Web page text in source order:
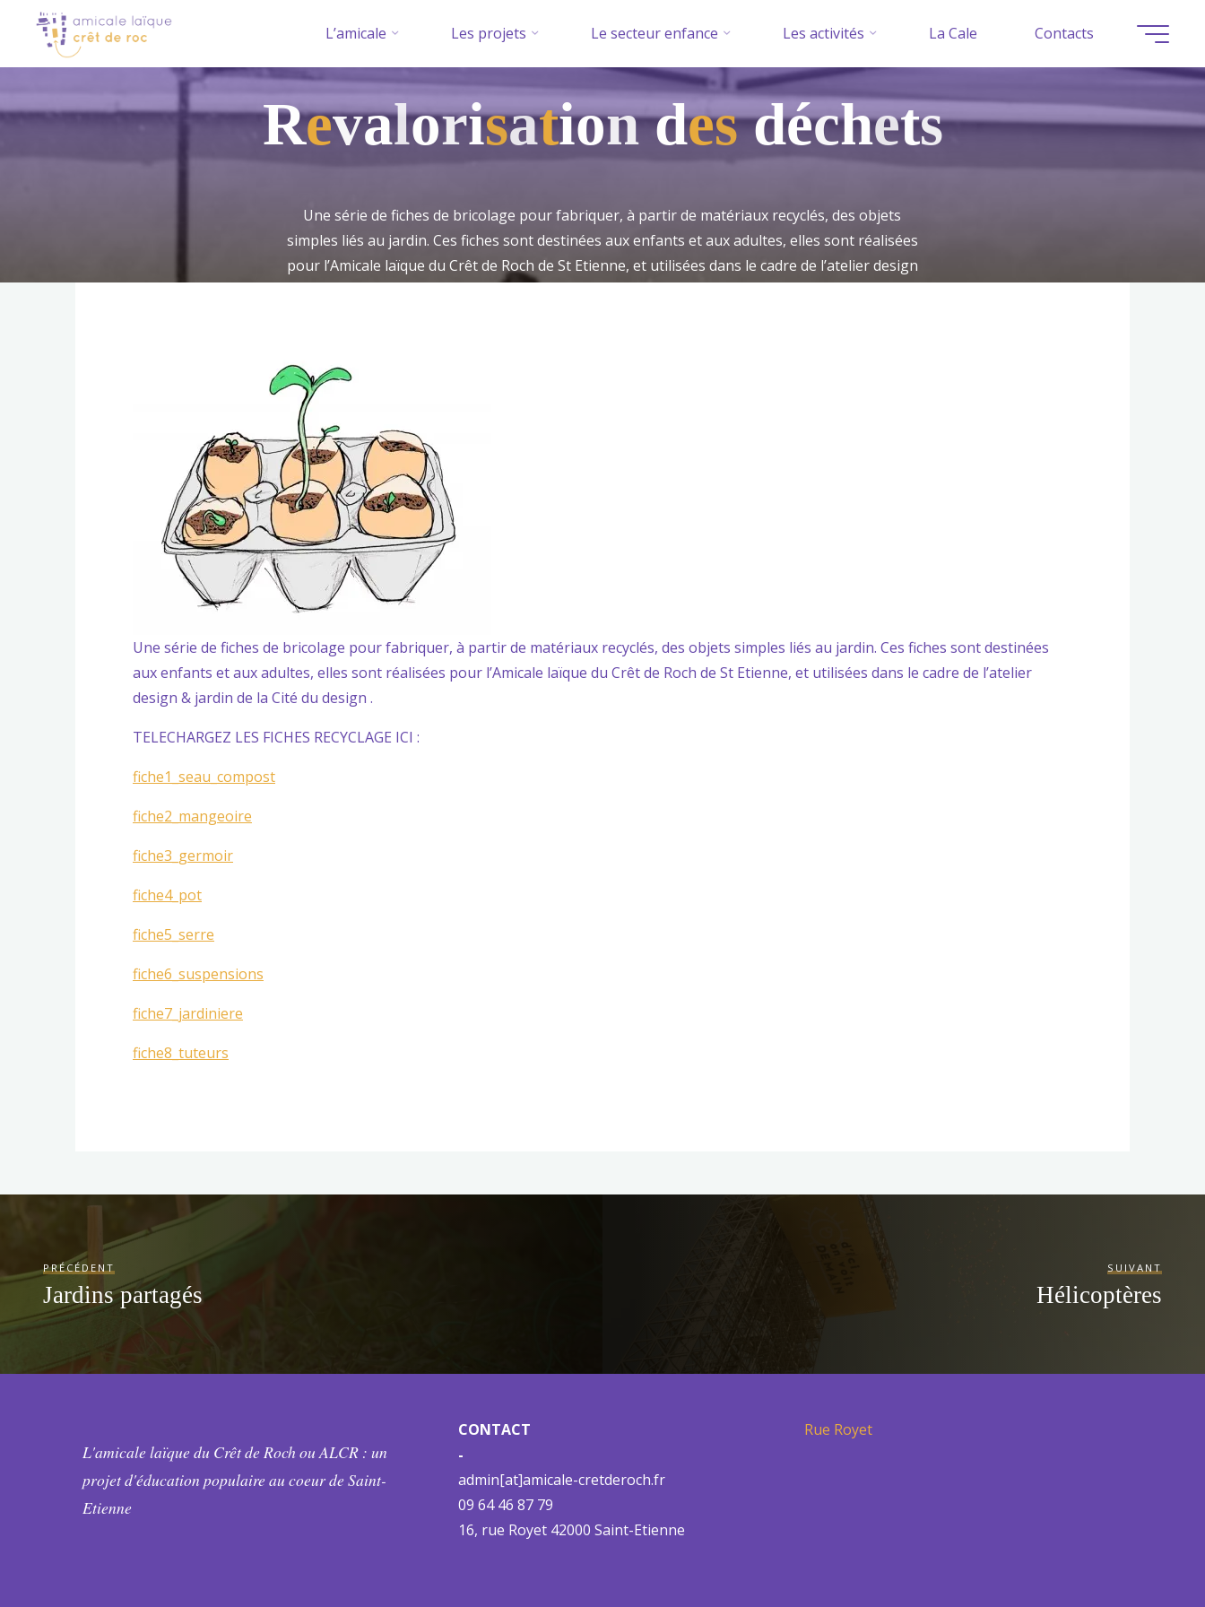
L’amicale Les projets Le secteur enfance Les activités La Cale Contacts
Revalorisation des déchets
Une série de fiches de bricolage pour fabriquer, à partir de matériaux recyclés, des objets
simples liés au jardin. Ces fiches sont destinées aux enfants et aux adultes, elles sont réalisées
pour l’Amicale laïque du Crêt de Roch de St Etienne, et utilisées dans le cadre de l’atelier design
Une série de fiches de bricolage pour fabriquer, à partir de matériaux recyclés, des objets simples liés au jardin. Ces fiches sont destinées
aux enfants et aux adultes, elles sont réalisées pour l’Amicale laïque du Crêt de Roch de St Etienne, et utilisées dans le cadre de l’atelier
design & jardin de la Cité du design .
TELECHARGEZ LES FICHES RECYCLAGE ICI :
fiche1_seau_compost
fiche2_mangeoire
fiche3_germoir
fiche4_pot
fiche5_serre
fiche6_suspensions
fiche7_jardiniere
fiche8_tuteurs
PRÉCÉDENT
Jardins partagés
SUIVANT
Hélicoptères
L'amicale laïque du Crêt de Roch ou ALCR : un
projet d'éducation populaire au coeur de Saint-
Etienne
CONTACT
-
admin[at]amicale-cretderoch.fr
09 64 46 87 79
16, rue Royet 42000 Saint-Etienne
Rue Royet